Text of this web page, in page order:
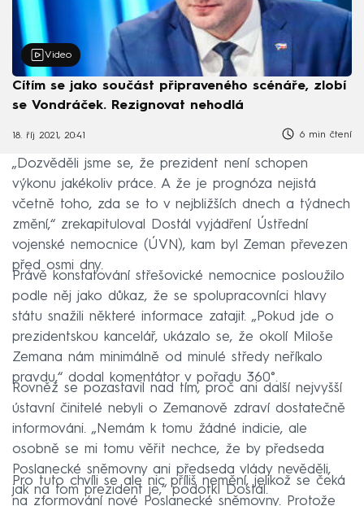
Video
Cítím se jako součást připraveného scénáře, zlobí
se Vondráček. Rezignovat nehodlá
18. říj 2021, 20:41 6 min čtení
„Dozvěděli jsme se, že prezident není schopen
výkonu jakékoliv práce. A že je prognóza nejistá
včetně toho, zda se to v nejbližších dnech a týdnech
změní,“ zrekapituloval Dostál vyjádření Ústřední
vojenské nemocnice (ÚVN), kam byl Zeman převezen
před osmi dny.
Právě konstatování střešovické nemocnice posloužilo
podle něj jako důkaz, že se spolupracovníci hlavy
státu snažili některé informace zatajit. „Pokud jde o
prezidentskou kancelář, ukázalo se, že okolí Miloše
Zemana nám minimálně od minulé středy neříkalo
pravdu,“ dodal komentátor v pořadu 360°.
Rovněž se pozastavil nad tím, proč ani další nejvyšší
ústavní činitelé nebyli o Zemanově zdraví dostatečně
informováni. „Nemám k tomu žádné indicie, ale
osobně se mi tomu věřit nechce, že by předseda
Poslanecké sněmovny ani předseda vlády nevěděli,
jak na tom prezident je,“ podotkl Dostál.
Pro tuto chvíli se ale nic příliš nemění, jelikož se čeká
na zformování nové Poslanecké sněmovny. Protože